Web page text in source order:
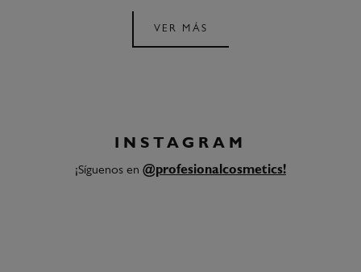
VER MÁS
INSTAGRAM
¡Síguenos en @profesionalcosmetics!